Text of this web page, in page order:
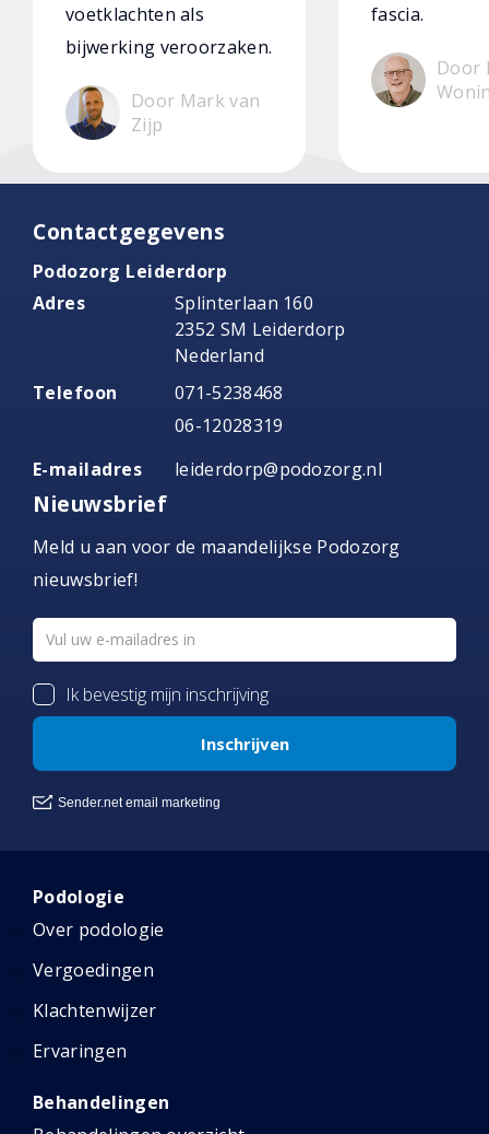
voetklachten als
bijwerking veroorzaken.
Door Mark van
Zijp
fascia.
Door
Contactgegevens
Podozorg Leiderdorp
Adres
Splinterlaan 160
2352 SM Leiderdorp
Nederland
Telefoon
071-5238468
06-12028319
E-mailadres
leiderdorp@podozorg.nl
Nieuwsbrief
Meld u aan voor de maandelijkse Podozorg
nieuwsbrief!
Podologie
Over podologie
Vergoedingen
Klachtenwijzer
Ervaringen
Behandelingen